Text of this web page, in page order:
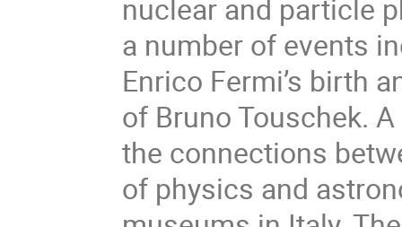
nuclear and particle
a number of events
Enrico Fermi’s birth
of Bruno Touschek.
the connections
of physics and